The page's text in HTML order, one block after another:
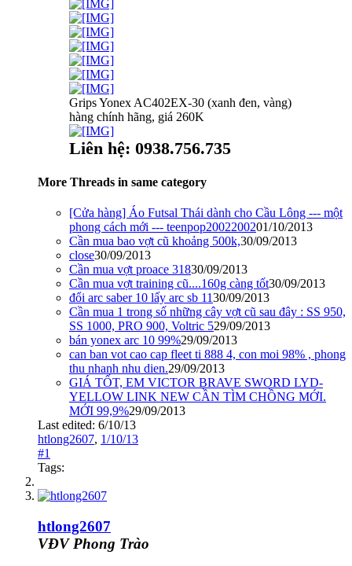
Grips Yonex AC402EX-30 (xanh đen, vàng)
hàng chính hãng, giá 260K
Liên hệ: 0938.756.735
More Threads in same category
[Cửa hàng] Áo Futsal Thái dành cho Cầu Lông --- một
phong cách mới --- teenpop2002200201/10/2013
Cần mua bao vợt cũ khoảng 500k,30/09/2013
close30/09/2013
Cần mua vợt proace 31830/09/2013
Cần mua vợt training cũ....160g càng tốt30/09/2013
đổi arc saber 10 lấy arc sb 1130/09/2013
Cần mua 1 trong số những cây vợt cũ sau đây : SS 950,
SS 1000, PRO 900, Voltric 529/09/2013
bán yonex arc 10 99%29/09/2013
can ban vot cao cap fleet ti 888 4, con moi 98% , phong
thu nhanh nhu dien.29/09/2013
GIÁ TỐT, EM VICTOR BRAVE SWORD LYD-
YELLOW LINK NEW CẦN TÌM CHỒNG MỚI.
MỚI 99,9%29/09/2013
Last edited: 6/10/13
htlong2607, 1/10/13
#1
Tags:
htlong2607
VĐV Phong Trào